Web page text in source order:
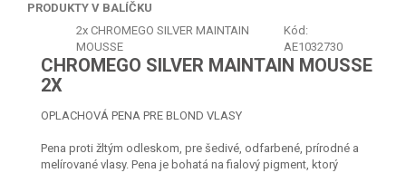
PRODUKTY V BALÍČKU
2x CHROMEGO SILVER MAINTAIN
MOUSSE
Kód:
AE1032730
CHROMEGO SILVER MAINTAIN MOUSSE
2X
OPLACHOVÁ PENA PRE BLOND VLASY
Pena proti žltým odleskom, pre šedivé, odfarbené, prírodné a
melírované vlasy. Pena je bohatá na fialový pigment, ktorý